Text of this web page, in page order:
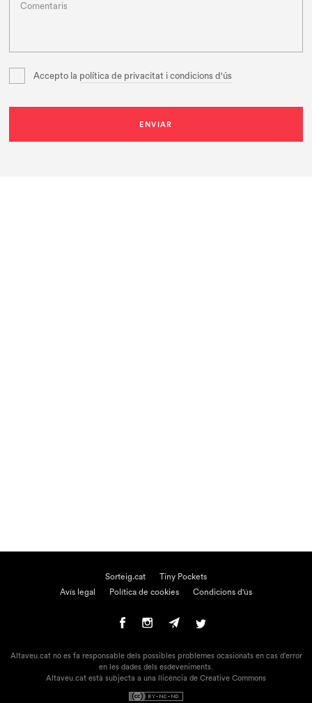
Accepto la política de privacitat i condicions d'ús
ENVIAR
Sorteig.cat
Tiny Pockets
Avís legal
Política de cookies Condicions d'ús
Altaveu.cat no es fa responsable dels possibles problemes ocasionats en cas d'error
en les dades dels esdeveniments.
Altaveu.cat està subjecta a una llicència de Creative Commons